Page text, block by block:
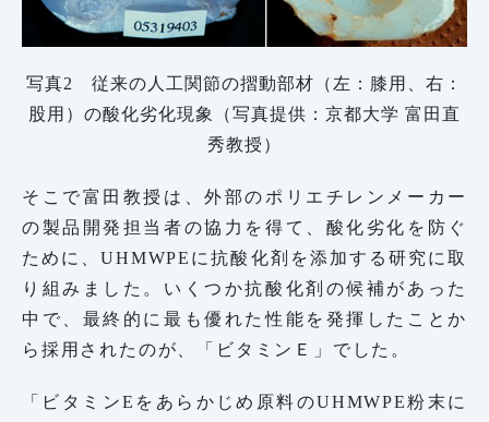
写真2 従来の人工関節の摺動部材（左：膝用、右：
股用）の酸化劣化現象（写真提供：京都大学 富田直
秀教授）
そこで富田教授は、外部のポリエチレンメーカー
の製品開発担当者の協力を得て、酸化劣化を防ぐ
ために、UHMWPEに抗酸化剤を添加する研究に取
り組みました。いくつか抗酸化剤の候補があった
中で、最終的に最も優れた性能を発揮したことか
ら採用されたのが、「ビタミンＥ」でした。
「ビタミンEをあらかじめ原料のUHMWPE粉末に